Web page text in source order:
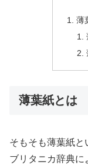
薄
薄葉紙とは
そもそも薄葉紙と
ブリタニカ辞典に